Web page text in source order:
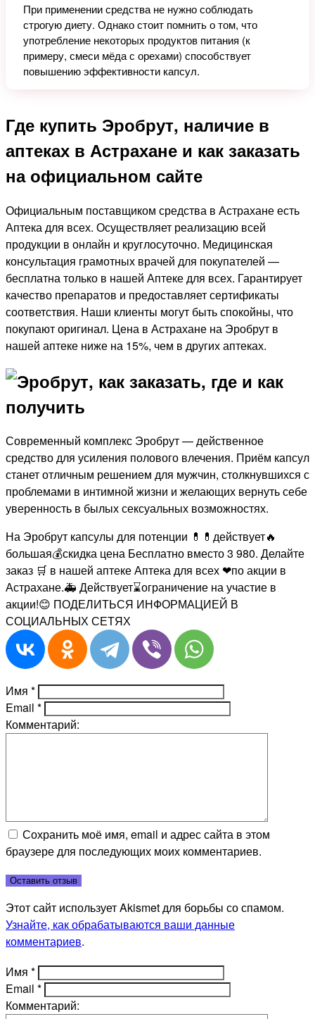
При применении средства не нужно соблюдать
строгую диету. Однако стоит помнить о том, что
употребление некоторых продуктов питания (к
примеру, смеси мёда с орехами) способствует
повышению эффективности капсул.
Где купить Эробрут, наличие в
аптеках в Астрахане и как заказать
на официальном сайте
Официальным поставщиком средства в Астрахане есть
Аптека для всех. Осуществляет реализацию всей
продукции в онлайн и круглосуточно. Медицинская
консультация грамотных врачей для покупателей —
бесплатна только в нашей Аптеке для всех. Гарантирует
качество препаратов и предоставляет сертификаты
соответствия. Наши клиенты могут быть спокойны, что
покупают оригинал. Цена в Астрахане на Эробрут в
нашей аптеке ниже на 15%, чем в других аптеках.
Современный комплекс Эробрут — действенное
средство для усиления полового влечения. Приём капсул
станет отличным решением для мужчин, столкнувшихся с
проблемами в интимной жизни и желающих вернуть себе
уверенность в былых сексуальных возможностях.
На Эробрут капсулы для потенции 💊💊действует🔥
большая💰скидка цена Бесплатно вместо 3 980. Делайте
заказ 🛒 в нашей аптеке Аптека для всех ❤по акции в
Астрахане.🚑 Действует⌛ограничение на участие в
акции!😊 ПОДЕЛИТЬСЯ ИНФОРМАЦИЕЙ В
СОЦИАЛЬНЫХ СЕТЯХ
Имя *
Email *
Комментарий:
Сохранить моё имя, email и адрес сайта в этом
браузере для последующих моих комментариев.
Этот сайт использует Akismet для борьбы со спамом.
Узнайте, как обрабатываются ваши данные
комментариев.
Имя *
Email *
Комментарий: